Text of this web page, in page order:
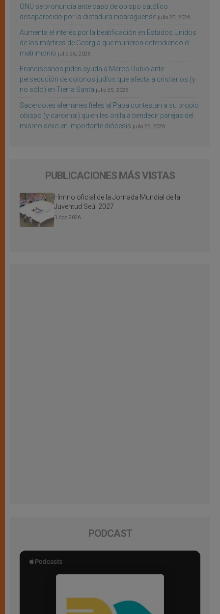
ONU se pronuncia ante caso de obispo católico
desaparecido por la dictadura nicaragüense julio 25, 2026
Aumenta el interés por la beatificación en Estados Unidos
de los mártires de Georgia que murieron defendiendo el
matrimonio julio 25, 2026
Franciscanos piden ayuda a Marco Rubio ante
persecución de colonos judíos que afecta a cristianos (y
no sólo) en Tierra Santa julio 25, 2026
Sacerdotes alemanes fieles al Papa contestan a su propio
obispo (y cardenal) quien les orilla a bendecir parejas del
mismo sexo en importante diócesis julio 25, 2026
PUBLICACIONES MÁS VISTAS
Himno oficial de la Jornada Mundial de la
Juventud Seúl 2027
3 Ago 2026
PODCAST